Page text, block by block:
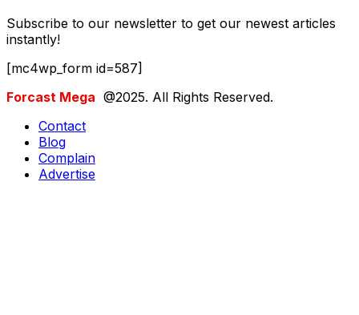
Subscribe to our newsletter to get our newest articles
instantly!
[mc4wp_form id=587]
Forcast Mega @2025. All Rights Reserved.
Contact
Blog
Complain
Advertise